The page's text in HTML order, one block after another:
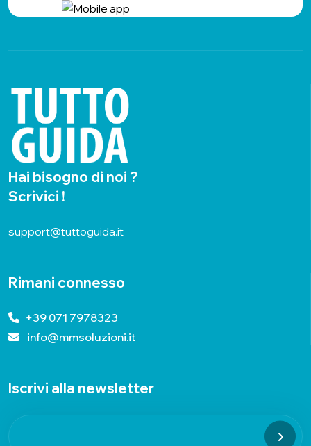
Hai bisogno di noi ?
Scrivici !
support@tuttoguida.it
Rimani connesso
+39 071 7978323
info@mmsoluzioni.it
Iscrivi alla newsletter